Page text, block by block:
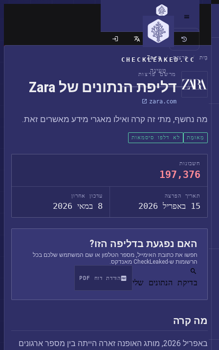
CHECKLEAKED.CC
טְעִינָה
האתר הקלאסי
/ פרצות /
Zara
מרשם פרצות
דליפת הנתונים של Zara
zara.com
מה נחשף, מתי זה קרה ואילו מאגרי מידע מאשרים זאת.
מְאוּמָת לא דלפו סיסמאות
חשבונות
197,376
תאריך הפרצה
15 באפריל 2026
עדכון אחרון
האם נפגעת בדליפה הזו?
חפשו את כתובת האימייל, מספר הטלפון או שם המשתמש שלכם בכל
הרשומות ש-CheckLeaked מאנדקס.
בדיקת הנתונים שלי הורדת דוח PDF
מה קרה
באפריל 2026, מותג האופנה זארה הייתה בין מספר ארגונים